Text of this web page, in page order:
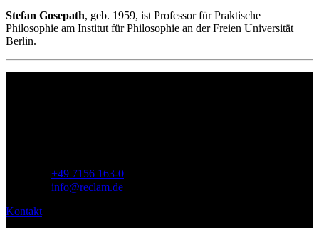
Stefan Gosepath, geb. 1959, ist Professor für Praktische
Philosophie am Institut für Philosophie an der Freien Universität
Berlin.
+49 7156 163-0
info@reclam.de
Kontakt